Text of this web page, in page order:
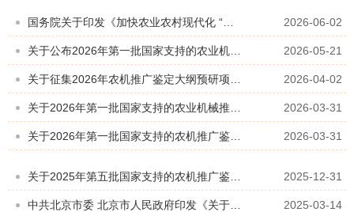
2026-06-02
2026-05-21
2026-04-02
2026-03-31
2026-03-31
2025-12-31
2025-03-14